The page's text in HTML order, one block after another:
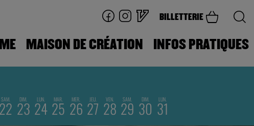
BILLETTERIE
MAISON DE CRÉATION INFOS PRATIQUES
SAM.
22 DIM.
23 LUN.
24 MAR.
25 MER.
26 JEU.
27 VEN.
28 SAM.
29 DIM.
30 LUN.
31